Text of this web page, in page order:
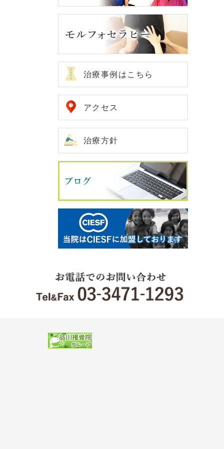
治療事例はこちら
アクセス
治療方針